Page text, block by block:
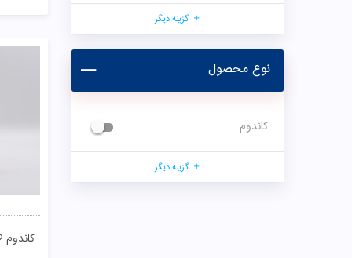
گزینه دیگر
نوع محصول
کاندوم
گزینه دیگر